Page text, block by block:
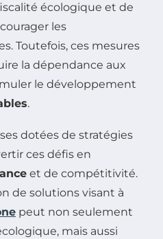
écologique et de
les
Toutefois, ces mesures
la dépendance aux
le développement
.
dotées de stratégies
ces défis en
et de compétitivité.
de solutions visant à
peut non seulement
mais aussi